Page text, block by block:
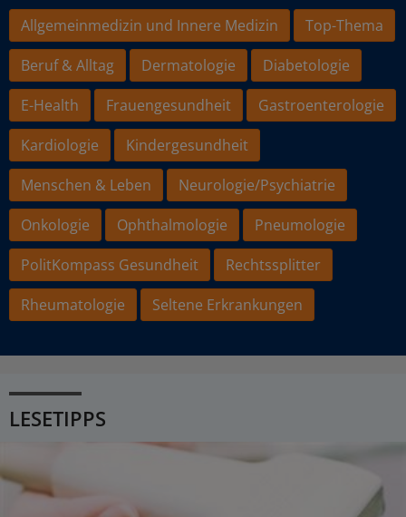
Allgemeinmedizin und Innere Medizin
Top-Thema
Beruf & Alltag
Dermatologie
Diabetologie
E-Health
Frauengesundheit
Gastroenterologie
Kardiologie
Kindergesundheit
Menschen & Leben
Neurologie/Psychiatrie
Onkologie
Ophthalmologie
Pneumologie
PolitKompass Gesundheit
Rechtssplitter
Rheumatologie
Seltene Erkrankungen
LESETIPPS